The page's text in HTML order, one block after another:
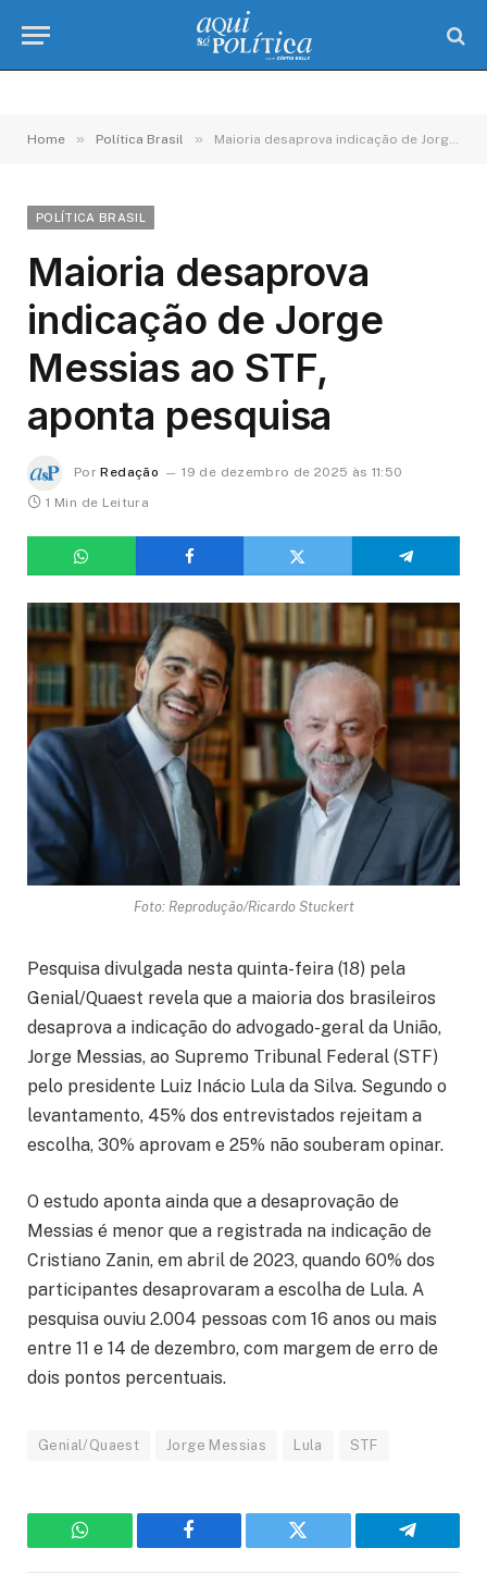
Home » Política Brasil » Maioria desaprova indicação de Jorge Messias ao STF, aponta pesquisa
POLÍTICA BRASIL
Maioria desaprova
indicação de Jorge
Messias ao STF,
aponta pesquisa
Por Redação
19 de dezembro de 2025 às 11:50
1 Min de Leitura
Foto: Reprodução/Ricardo Stuckert
Pesquisa divulgada nesta quinta-feira (18) pela
Genial/Quaest revela que a maioria dos brasileiros
desaprova a indicação do advogado-geral da União,
Jorge Messias, ao Supremo Tribunal Federal (STF)
pelo presidente Luiz Inácio Lula da Silva. Segundo o
levantamento, 45% dos entrevistados rejeitam a
escolha, 30% aprovam e 25% não souberam opinar.
O estudo aponta ainda que a desaprovação de
Messias é menor que a registrada na indicação de
Cristiano Zanin, em abril de 2023, quando 60% dos
participantes desaprovaram a escolha de Lula. A
pesquisa ouviu 2.004 pessoas com 16 anos ou mais
entre 11 e 14 de dezembro, com margem de erro de
dois pontos percentuais.
Genial/Quaest Jorge Messias Lula STF
WhatsApp Facebook Twitter Telegram